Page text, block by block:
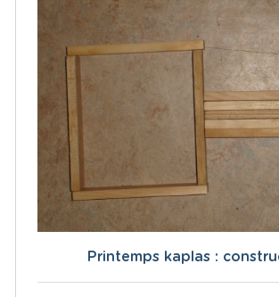
Printemps kaplas :